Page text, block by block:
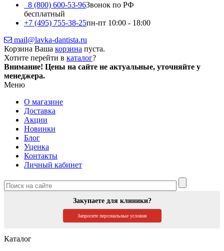
8 (800) 600-53-96Звонок по РФ
бесплатный
+7 (495) 755-38-25пн-пт 10:00 - 18:00
mail@lavka-dantista.ru
Корзина Ваша корзина пуста.
Хотите перейти в каталог?
Внимание! Цены на сайте не актуальные, уточняйте у
менеджера.
Меню
О магазине
Доставка
Акции
Новинки
Блог
Уценка
Контакты
Личный кабинет
Закупаете для клиники?
Запросите персональные условия
Каталог